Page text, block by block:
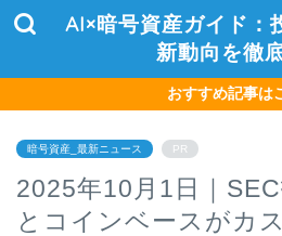
AI×暗号資産ガイド：
新動向を徹
おすすめ記事は
暗号資産_最新ニュース PR
2025年10月1日｜
とコインベースがカ